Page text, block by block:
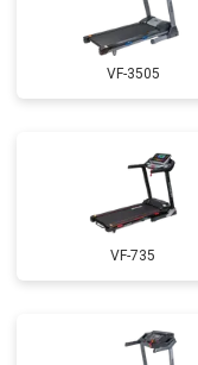
VF-3505
VF-735